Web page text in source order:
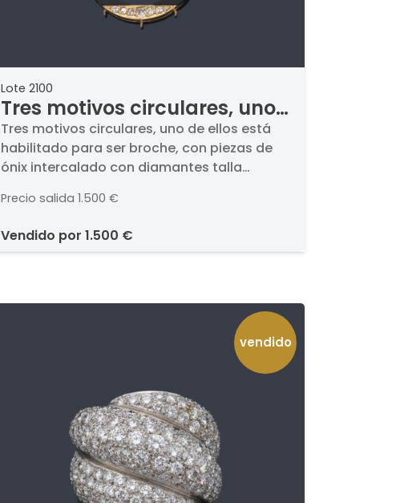
Lote 2100
Tres motivos circulares, uno
de ellos está habilitado para
ser broche, con piezas de
ónix intercalado con
diamantes talla brillante y
Tres motivos circulares, uno de ellos está
habilitado para ser broche, con piezas de
ónix intercalado con diamantes talla
de 18K.
Precio salida 1.500 €
vendido por 1.500 €
vendido